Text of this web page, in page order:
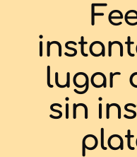
lugar
sin